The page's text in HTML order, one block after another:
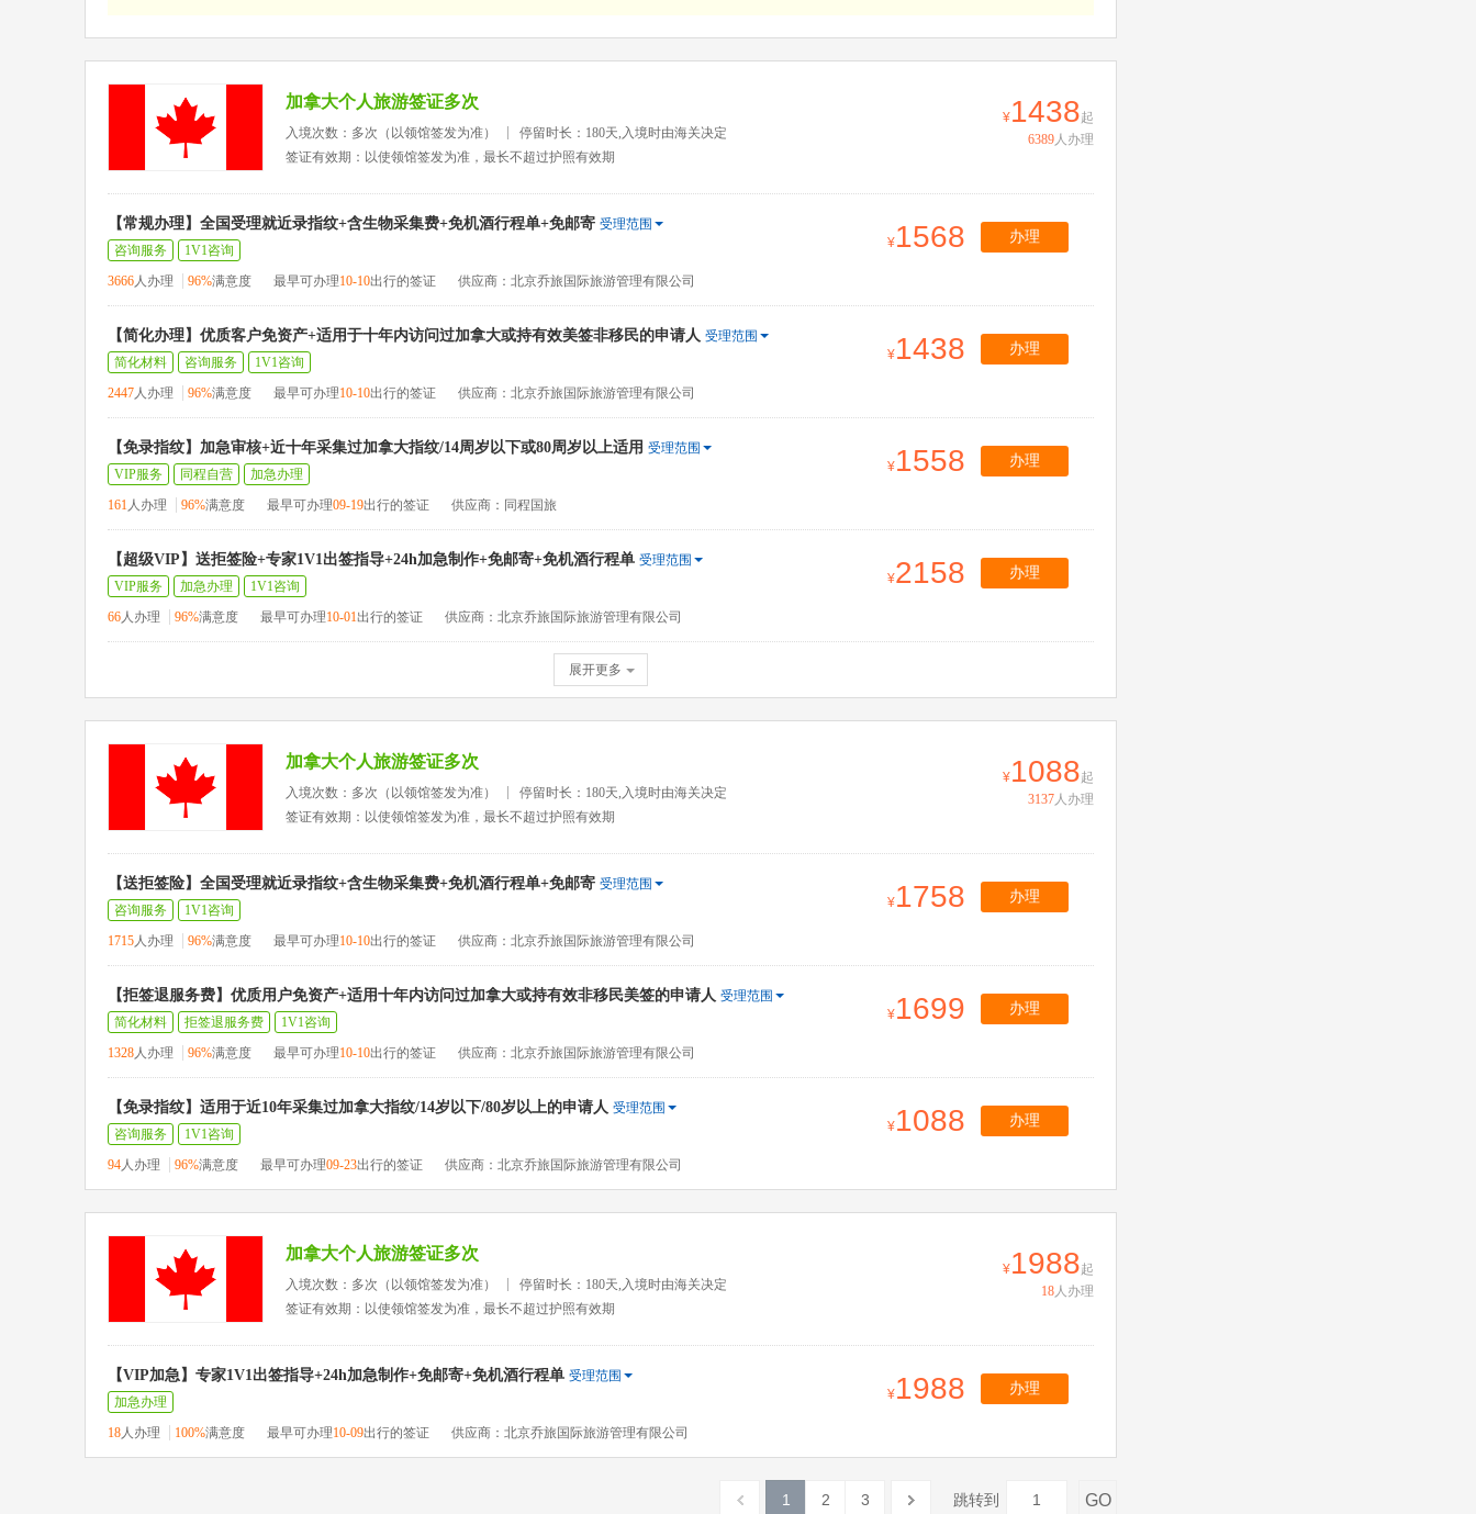
加拿大个人旅游签证多次
入境次数：多次（以领馆签发为准）
停留时长：180天,入境时由海关决定
签证有效期：以使领馆签发为准，最长不超过护照有效期
1438起
6389人办理
【常规办理】全国受理就近录指纹+含生物采集费+免机酒行程单+免邮寄 受理范围
咨询服务
1V1咨询
3666人办理 96%满意度 最早可办理10-10出行的签证 供应商：北京乔旅国际旅游管理有限公司
1568 办理
【简化办理】优质客户免资产+适用于十年内访问过加拿大或持有效美签非移民的申请人 受理范围
简化材料
咨询服务
1V1咨询
2447人办理 96%满意度 最早可办理10-10出行的签证 供应商：北京乔旅国际旅游管理有限公司
1438 办理
【免录指纹】加急审核+近十年采集过加拿大指纹/14周岁以下或80周岁以上适用 受理范围
VIP服务
同程自营
加急办理
161人办理 96%满意度 最早可办理09-19出行的签证 供应商：同程国旅
1558 办理
【超级VIP】送拒签险+专家1V1出签指导+24h加急制作+免邮寄+免机酒行程单 受理范围
VIP服务
加急办理
1V1咨询
66人办理 96%满意度 最早可办理10-01出行的签证 供应商：北京乔旅国际旅游管理有限公司
2158 办理
展开更多
加拿大个人旅游签证多次
入境次数：多次（以领馆签发为准）
停留时长：180天,入境时由海关决定
签证有效期：以使领馆签发为准，最长不超过护照有效期
1088起
3137人办理
【送拒签险】全国受理就近录指纹+含生物采集费+免机酒行程单+免邮寄 受理范围
咨询服务
1V1咨询
1715人办理 96%满意度 最早可办理10-10出行的签证 供应商：北京乔旅国际旅游管理有限公司
1758 办理
【拒签退服务费】优质用户免资产+适用十年内访问过加拿大或持有效非移民美签的申请人 受理范围
简化材料
拒签退服务费
1V1咨询
1328人办理 96%满意度 最早可办理10-10出行的签证 供应商：北京乔旅国际旅游管理有限公司
1699 办理
【免录指纹】适用于近10年采集过加拿大指纹/14岁以下/80岁以上的申请人 受理范围
咨询服务
1V1咨询
94人办理 96%满意度 最早可办理09-23出行的签证 供应商：北京乔旅国际旅游管理有限公司
1088 办理
加拿大个人旅游签证多次
入境次数：多次（以领馆签发为准）
停留时长：180天,入境时由海关决定
签证有效期：以使领馆签发为准，最长不超过护照有效期
1988起
18人办理
【VIP加急】专家1V1出签指导+24h加急制作+免邮寄+免机酒行程单 受理范围
加急办理
18人办理 100%满意度 最早可办理10-09出行的签证 供应商：北京乔旅国际旅游管理有限公司
1988 办理
1 2 3 跳转到 GO